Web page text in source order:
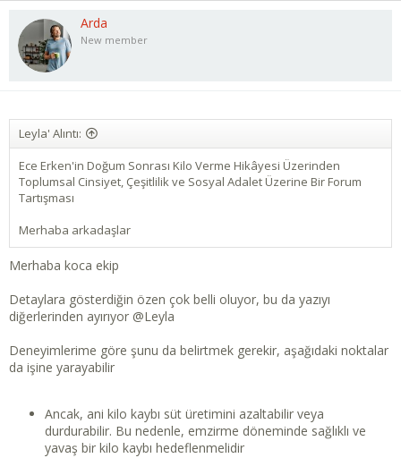
Arda
New member
Leyla' Alıntı:
Ece Erken'in Doğum Sonrası Kilo Verme Hikâyesi Üzerinden
Toplumsal Cinsiyet, Çeşitlilik ve Sosyal Adalet Üzerine Bir Forum
Tartışması
Merhaba arkadaşlar
Merhaba koca ekip
Detaylara gösterdiğin özen çok belli oluyor, bu da yazıyı
diğerlerinden ayırıyor @Leyla
Deneyimlerime göre şunu da belirtmek gerekir, aşağıdaki noktalar
da işine yarayabilir
Ancak, ani kilo kaybı süt üretimini azaltabilir veya
durdurabilir. Bu nedenle, emzirme döneminde sağlıklı ve
yavaş bir kilo kaybı hedeflenmelidir